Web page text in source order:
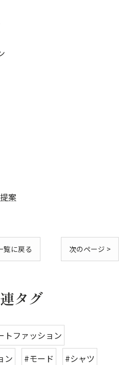
案
覧に戻る 次のページ >
タグ
トファッション
ン
#モード
#シャツ